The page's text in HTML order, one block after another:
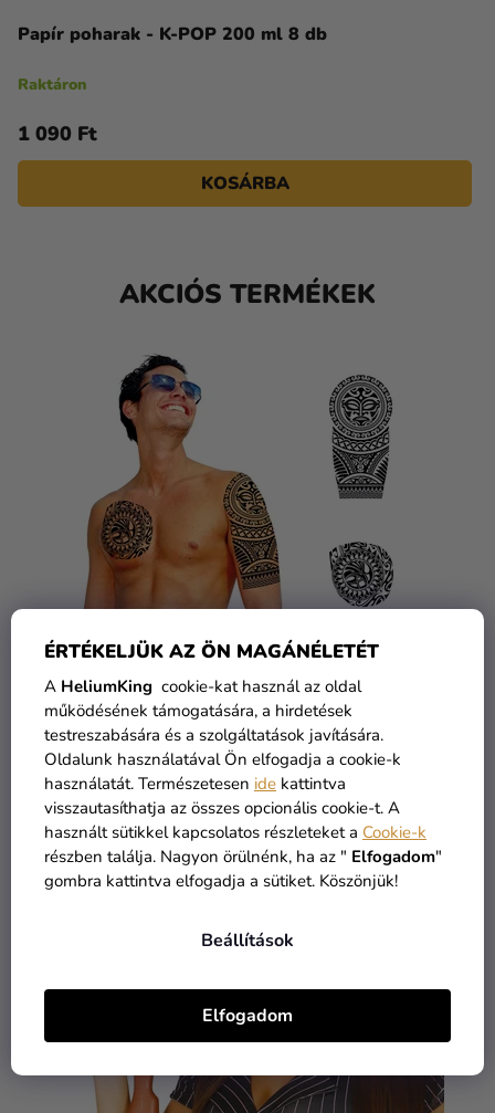
ÉRTÉKELJÜK AZ ÖN MAGÁNÉLETÉT
A HeliumKing cookie-kat használ az oldal
működésének támogatására, a hirdetések
testreszabására és a szolgáltatások javítására.
Oldalunk használatával Ön elfogadja a cookie-k
használatát. Természetesen ide kattintva
visszautasíthatja az összes opcionális cookie-t. A
használt sütikkel kapcsolatos részleteket a Cookie-k
részben találja. Nagyon örülnénk, ha az " Elfogadom"
gombra kattintva elfogadja a sütiket. Köszönjük!
Beállítások
Elfogadom
Papír poharak - K-POP 200 ml 8 db
Raktáron
1 090 Ft
KOSÁRBA
AKCIÓS TERMÉKEK
Fekete tetoválás
Raktáron
1 190 Ft
KOSÁRBA